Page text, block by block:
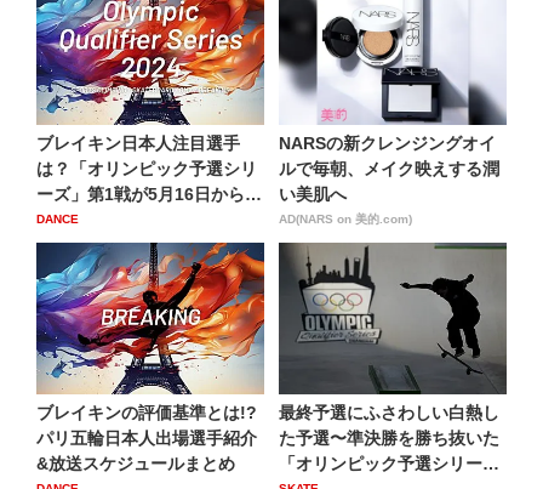
ブレイキン日本人注目選手
は？「オリンピック予選シリ
ーズ」第1戦が5月16日から
上...
DANCE
NARSの新クレンジングオイ
ルで毎朝、メイク映えする潤
い美肌へ
AD(NARS on 美的.com)
ブレイキンの評価基準とは!?
パリ五輪日本人出場選手紹介
&放送スケジュールまとめ
最終予選にふさわしい白熱し
た予選〜準決勝を勝ち抜いた
「オリンピック予選シリーズ